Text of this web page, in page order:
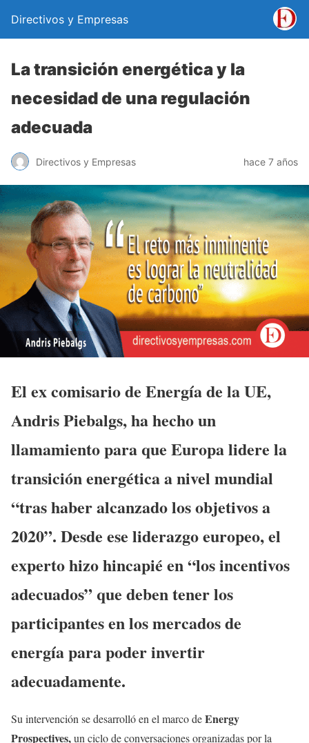
Directivos y Empresas
La transición energética y la
necesidad de una regulación
adecuada
Directivos y Empresas hace 7 años
El ex comisario de Energía de la UE,
Andris Piebalgs, ha hecho un
llamamiento para que Europa lidere la
transición energética a nivel mundial
“tras haber alcanzado los objetivos a
2020”. Desde ese liderazgo europeo, el
experto hizo hincapié en “los incentivos
adecuados” que deben tener los
participantes en los mercados de
energía para poder invertir
adecuadamente.
Su intervención se desarrolló en el marco deEnergy
Prospectives,un ciclo de conversaciones organizadas por la